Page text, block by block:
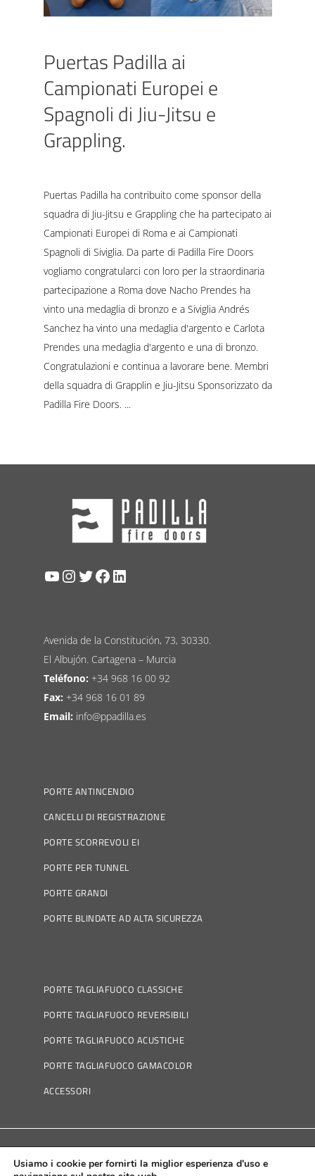
Puertas Padilla ai
Campionati Europei e
Spagnoli di Jiu-Jitsu e
Grappling.
Puertas Padilla ha contribuito come sponsor della
squadra di Jiu-Jitsu e Grappling che ha partecipato ai
Campionati Europei di Roma e ai Campionati
Spagnoli di Siviglia. Da parte di Padilla Fire Doors
vogliamo congratularci con loro per la straordinaria
partecipazione a Roma dove Nacho Prendes ha
vinto una medaglia di bronzo e a Siviglia Andrés
Sanchez ha vinto una medaglia d'argento e Carlota
Prendes una medaglia d'argento e una di bronzo.
Congratulazioni e continua a lavorare bene. Membri
della squadra di Grapplin e Jiu-Jitsu Sponsorizzato da
Padilla Fire Doors.
YouTube
Instagram
Twitter
Facebook
LinkedIn
Avenida de la Constitución, 73, 30330.
El Albujón. Cartagena – Murcia
Teléfono: +34 968 16 00 92
Fax: +34 968 16 01 89
Email: info@ppadilla.es
PORTE ANTINCENDIO
CANCELLI DI REGISTRAZIONE
PORTE SCORREVOLI EI
PORTE PER TUNNEL
PORTE GRANDI
PORTE BLINDATE AD ALTA SICUREZZA
PORTE TAGLIAFUOCO CLASSICHE
PORTE TAGLIAFUOCO REVERSIBILI
PORTE TAGLIAFUOCO ACUSTICHE
PORTE TAGLIAFUOCO GAMACOLOR
ACCESSORI
Política de Cookies| Política de Privacidad|Aviso
Usiamo i cookie per fornirti la miglior esperienza d'uso e